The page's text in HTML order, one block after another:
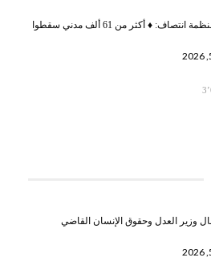
انتصاف: ♦️
أكثر من 61 ألف مدني سقطوا
وزير العدل وحقوق الإنسان القاضي